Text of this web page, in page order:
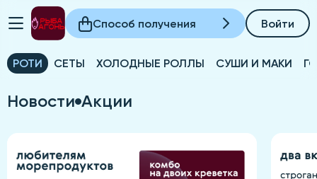
Способ получения Войти
РОТИ СЕТЫ ХОЛОДНЫЕ РОЛЛЫ СУШИ И МАКИ
Новости Акции